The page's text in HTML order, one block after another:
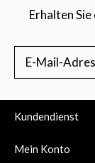
Erhalten
Kundendienst
Mein Konto